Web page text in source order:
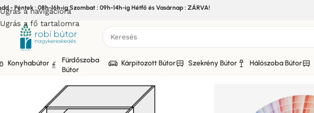
Ugrás a navigációra
Ugrás a fő tartalomra
- Péntek : 08h-16h-ig Szombat : 09h-14h-ig Hétfő és Vasárnap : ZÁRVA!
Konyhabútor
Fürdőszoba
Bútor
Kárpitozott Bútor Szekrény Bútor Hálószoba Bútor
Bútor/Konyhabútor